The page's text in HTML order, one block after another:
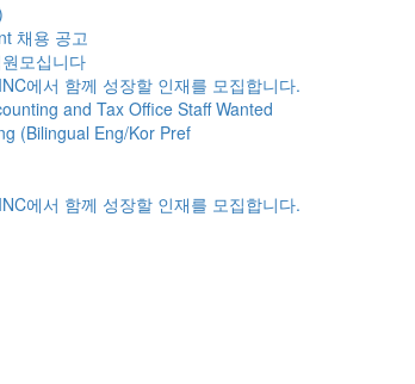
채용 공고
모십니다
에서 함께 성장할 인재를 모집합니다.
and Tax Office Staff Wanted
(Bilingual Eng/Kor Pref
에서 함께 성장할 인재를 모집합니다.